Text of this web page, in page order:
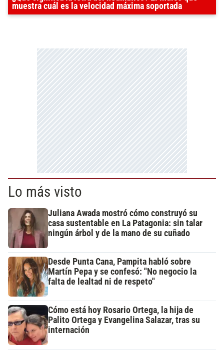
muestra cuál es la velocidad máxima soportada
Lo más visto
Juliana Awada mostró cómo construyó su
casa sustentable en La Patagonia: sin talar
ningún árbol y de la mano de su cuñado
Desde Punta Cana, Pampita habló sobre
Martín Pepa y se confesó: "No negocio la
falta de lealtad ni de respeto"
Cómo está hoy Rosario Ortega, la hija de
Palito Ortega y Evangelina Salazar, tras su
internación